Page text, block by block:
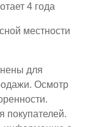
4 года
местности
для
Осмотр
покупателей.